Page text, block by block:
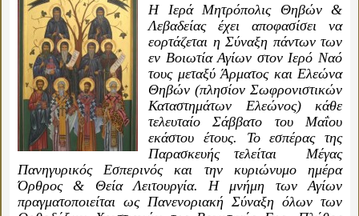
Η Ιερά Μητρόπολις Θηβών &
Λεβαδείας έχει αποφασίσει να
εορτάζεται η Σύναξη πάντων των
εν Βοιωτία Αγίων στον Ιερό Ναό
τους μεταξύ Άρματος και Ελεώνα
Θηβών (πλησίον Σωφρονιστικών
Καταστημάτων Ελεώνος) κάθε
τελευταίο Σάββατο του Μαΐου
εκάστου έτους. Το εσπέρας της
Παρασκευής τελείται Μέγας
Πανηγυρικός Εσπερινός και την κυριώνυμο ημέρα
Όρθρος & Θεία Λειτουργία. Η μνήμη των Αγίων
πραγματοποιείται ως Πανενοριακή Σύναξη όλων των